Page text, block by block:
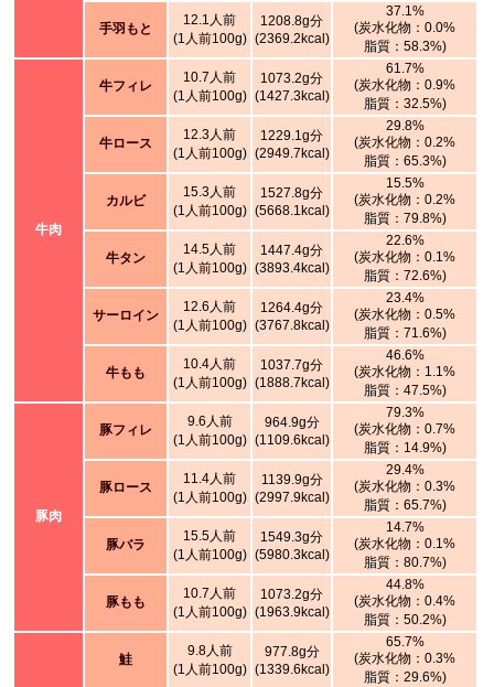
手羽もと
12.1人前
(1人前100g)
1208.8g分
(2369.2kcal)
37.1%
(炭水化物：0.0%
脂質：58.3%)
牛肉
牛フィレ
10.7人前
(1人前100g)
1073.2g分
(1427.3kcal)
61.7%
(炭水化物：0.9%
脂質：32.5%)
牛ロース
12.3人前
(1人前100g)
1229.1g分
(2949.7kcal)
29.8%
(炭水化物：0.2%
脂質：65.3%)
カルビ
15.3人前
(1人前100g)
1527.8g分
(5668.1kcal)
15.5%
(炭水化物：0.2%
脂質：79.8%)
牛タン
14.5人前
(1人前100g)
1447.4g分
(3893.4kcal)
22.6%
(炭水化物：0.1%
脂質：72.6%)
サーロイン
12.6人前
(1人前100g)
1264.4g分
(3767.8kcal)
23.4%
(炭水化物：0.5%
脂質：71.6%)
牛もも
10.4人前
(1人前100g)
1037.7g分
(1888.7kcal)
46.6%
(炭水化物：1.1%
脂質：47.5%)
豚肉
豚フィレ
9.6人前
(1人前100g)
964.9g分
(1109.6kcal)
79.3%
(炭水化物：0.7%
脂質：14.9%)
豚ロース
11.4人前
(1人前100g)
1139.9g分
(2997.9kcal)
29.4%
(炭水化物：0.3%
脂質：65.7%)
豚バラ
15.5人前
(1人前100g)
1549.3g分
(5980.3kcal)
14.7%
(炭水化物：0.1%
脂質：80.7%)
豚もも
10.7人前
(1人前100g)
1073.2g分
(1963.9kcal)
44.8%
(炭水化物：0.4%
脂質：50.2%)
鮭
9.8人前
(1人前100g)
977.8g分
(1339.6kcal)
65.7%
(炭水化物：0.3%
脂質：29.6%)